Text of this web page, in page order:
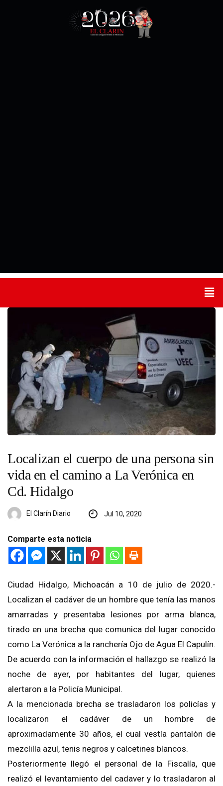
Localizan el cuerpo de una persona sin
vida en el camino a La Verónica en
Cd. Hidalgo
El Clarín Diario Jul 10, 2020
Comparte esta noticia
Ciudad Hidalgo, Michoacán a 10 de julio de 2020.-
Localizan el cadáver de un hombre que tenía las manos
amarradas y presentaba lesiones por arma blanca,
tirado en una brecha que comunica del lugar conocido
como La Verónica a la ranchería Ojo de Agua El Capulín.
De acuerdo con la información el hallazgo se realizó la
noche de ayer, por habitantes del lugar, quienes
alertaron a la Policía Municipal.
A la mencionada brecha se trasladaron los policías y
localizaron el cadáver de un hombre de
aproximadamente 30 años, el cual vestía pantalón de
mezclilla azul, tenis negros y calcetines blancos.
Posteriormente llegó el personal de la Fiscalía, que
realizó el levantamiento del cadaver y lo trasladaron al